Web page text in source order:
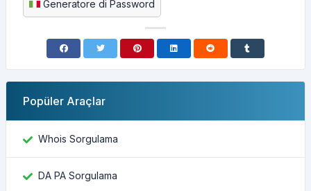
Generatore di Password
Popüler Araçlar
Whois Sorgulama
DA PA Sorgulama